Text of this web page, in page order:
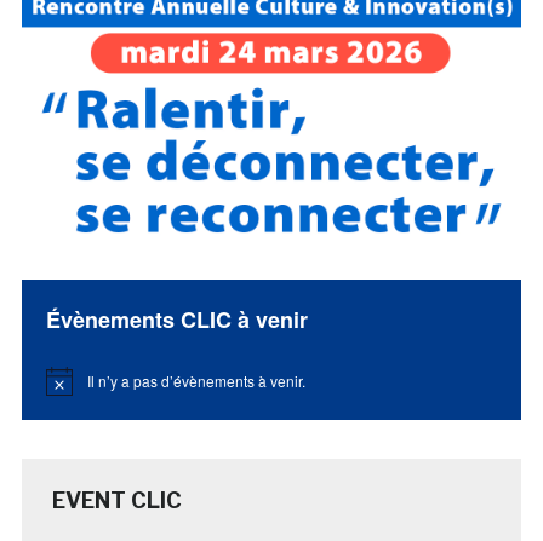
Évènements CLIC à venir
Notice Il n’y a pas d’évènements à venir.
EVENT CLIC